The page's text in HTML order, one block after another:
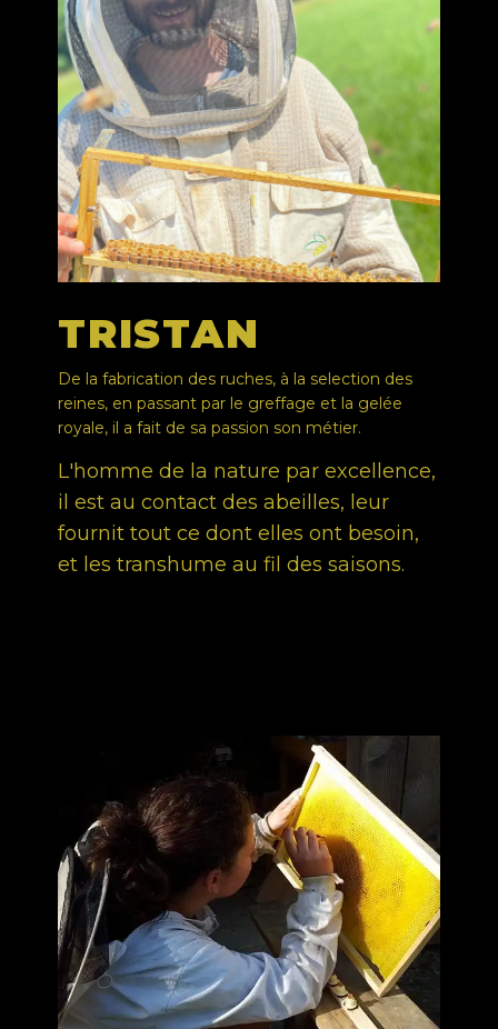
TRISTAN
De la fabrication des ruches, à la selection des
reines, en passant par le greffage et la gelée
royale, il a fait de sa passion son métier.
L'homme de la nature par excellence,
il est au contact des abeilles, leur
fournit tout ce dont elles ont besoin,
et les transhume au fil des saisons.